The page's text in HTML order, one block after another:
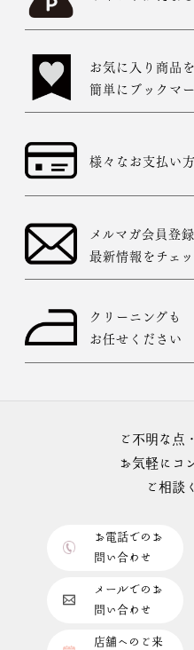
お気に入り商品を
簡単にブックマ
様々なお支払い
メルマガ会員登
最新情報をチェ
クリーニングも
お任せください
ご不明な点
お気軽にコ
ご相談
お電話でのお
問い合わせ
メールでのお
問い合わせ
店舗へのご来